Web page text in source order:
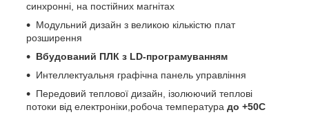
синхронні, на постійних магнітах
Модульний дизайн з великою кількістю плат
розширення
Вбудований ПЛК з LD-програмуванням
Интеллектуальня графічна панель управління
Передовий теплової дизайн, ізолюючий теплові
потоки від електроніки,робоча температура до +50С